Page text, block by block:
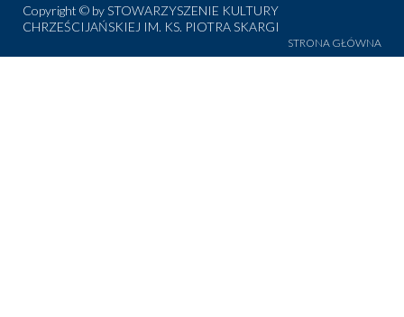
Copyright © by STOWARZYSZENIE KULTURY
CHRZEŚCIJAŃSKIEJ IM. KS. PIOTRA SKARGI
STRONA GŁÓWNA